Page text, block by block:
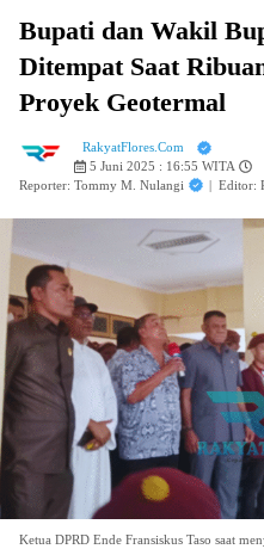
Bupati dan Wakil
Ditempat Saat
Proyek Geotermal
RakyatFlores.Com
5 Juni 2025 : 16:55 WITA
Reporter: Tommy M. Nulangi
| Editor:
Ketua DPRD Ende Fransiskus Taso saat